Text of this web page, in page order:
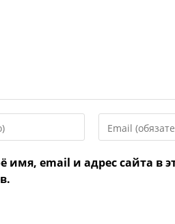
свой
адрес,
имя, email и адрес сайта в